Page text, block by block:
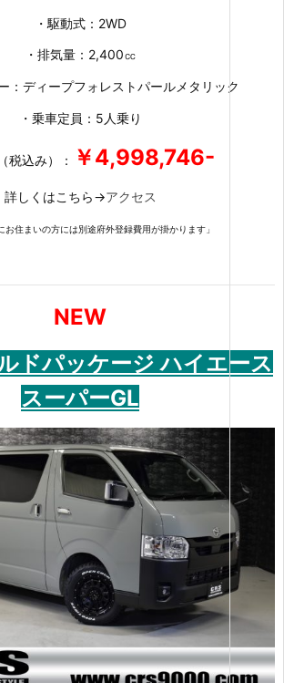
・駆動式：2WD
・排気量：2,400㏄
：ディープフォレストパールメタリック
・乗車定員：5人乗り
税込み）： ￥4,998,746-
詳しくはこちら→アクセス
お住まいの方には別途府外登録費用が掛かります」
NEW
ドパッケージ ハイエース
スーパーGL